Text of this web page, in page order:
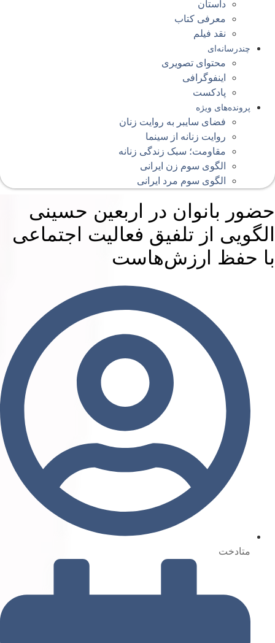
داستان
معرفی کتاب
نقد فیلم
چندرسانه‌ای
محتوای تصویری
اینفوگرافی
پادکست
پرونده‌های ویژه
فضای سایبر به روایت زنان
روایت زنانه از سینما
مقاومت؛ سبک زندگی زنانه
الگوی سوم زن ایرانی
الگوی سوم مرد ایرانی
بانوان در اربعین حسینی
از تلفیق فعالیت اجتماعی
حفظ ارزش‌هاست
متادخت